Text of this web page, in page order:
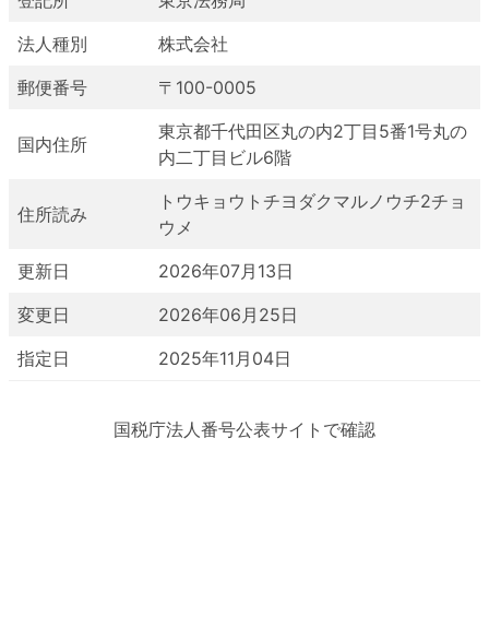
法人種別
株式会社
郵便番号
〒100-0005
国内住所
東京都千代田区丸の内2丁目5番1号丸の
内二丁目ビル6階
住所読み
トウキョウトチヨダクマルノウチ2チョ
ウメ
更新日
2026年07月13日
変更日
2026年06月25日
指定日
2025年11月04日
国税庁法人番号公表サイトで確認